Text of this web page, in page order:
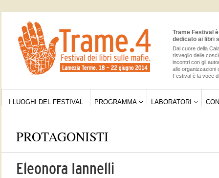
Trame Festival
dedicato ai libri
Dal cuore della
risveglio delle
incontri con gli
alle organizzazioni
Festival è la voce
I LUOGHI DEL FESTIVAL PROGRAMMA LABORATORI
PROTAGONISTI
Eleonora Iannelli